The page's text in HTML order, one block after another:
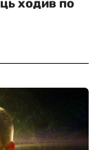
ходив по